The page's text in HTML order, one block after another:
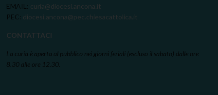
EMAIL: curia@diocesi.ancona.it
PEC: diocesi.ancona@pec.chiesacattolica.it
CONTATTACI
La curia è aperta al pubblico nei giorni feriali (escluso il sabato) dalle ore
8.30 alle ore 12.30.